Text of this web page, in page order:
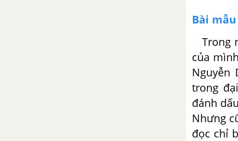
Bài mẫu
Trong
của
Nguyễn
trong
đánh
Nhưng
đọc chỉ